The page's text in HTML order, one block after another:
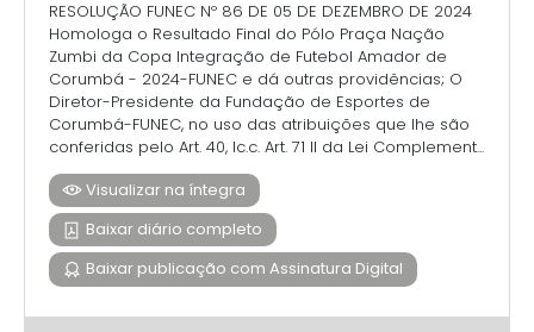
RESOLUÇÃO FUNEC Nº 86 DE 05 DE DEZEMBRO DE 2024
Homologa o Resultado Final do Pólo Praça Nação
Zumbi da Copa Integração de Futebol Amador de
Corumbá - 2024-FUNEC e dá outras providências; O
Diretor-Presidente da Fundação de Esportes de
Corumbá-FUNEC, no uso das atribuições que lhe são
conferidas pelo Art. 40, Ic.c. Art. 71 II da Lei Complement...
Visualizar na íntegra
Baixar diário completo
Baixar publicação com Assinatura Digital